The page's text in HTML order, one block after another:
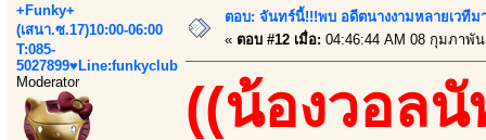
+Funky+
(เสนา.ซ.17)10:00-06:00
T:085-
5027899♥Line:funkyclub
Moderator
ตอบ: จันทร์นี้!!!พบ อดีตนางงามหลายเวที
« ตอบ #12 เมื่อ: 04:46:44 AM 08 กุมภาพั
((น้องวอลนั